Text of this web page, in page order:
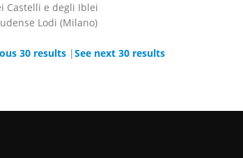
Castelli e degli Iblei
Lodi (Milano)
30 results |See next 30 results